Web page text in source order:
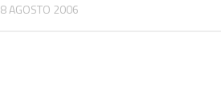
8 AGOSTO 2006